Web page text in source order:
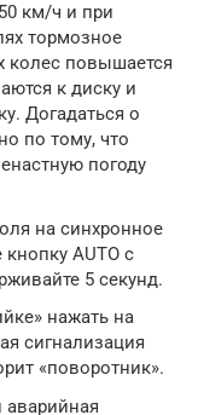
км/ч и при
тормозное
колес повышается
к диску и
Догадаться о
по тому, что
погоду
на синхронное
AUTO с
5 секунд.
нажать на
сигнализация
«поворотник».